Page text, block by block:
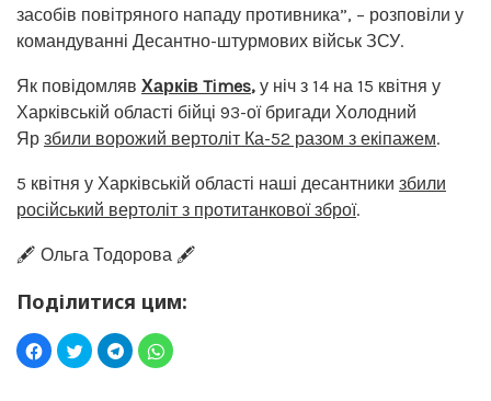
засобів повітряного нападу противника”, – розповіли у
командуванні Десантно-штурмових військ ЗСУ.
Як повідомляв Харків Times, у ніч з 14 на 15 квітня у
Харківській області бійці 93-ої бригади Холодний
Яр збили ворожий вертоліт Ка-52 разом з екіпажем.
5 квітня у Харківській області наші десантники збили
російський вертоліт з протитанкової зброї.
🖋️ Ольга Тодорова 🖋️
Поділитися цим: